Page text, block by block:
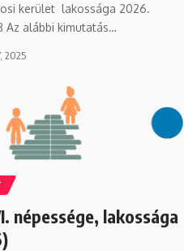
kerület lakossága 2026.
Az alábbi kimutatás…
2025
népessége, lakossága